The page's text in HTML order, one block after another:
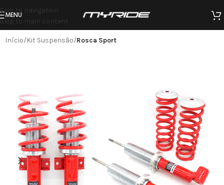
Skip to navigation
Skip to main content
MENU
Início Kit Suspensão Rosca Sport